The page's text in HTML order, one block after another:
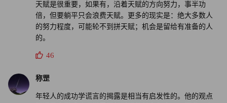
天赋是很重要，如果有，沿着天赋的方向努力，事半功
倍，但要躺平只会浪费天赋。更多的现实是：绝大多数人
的努力程度，可能轮不到拼天赋；机会是留给有准备的人
的。
46
称罡
年轻人的成功学谎言的揭露是相当有启发性的。他的观点